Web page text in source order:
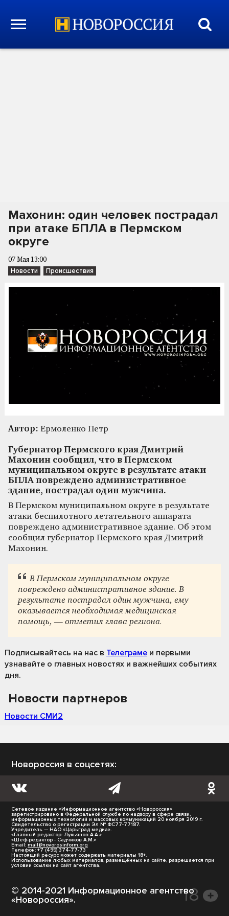
Махонин: один человек пострадал
при атаке БПЛА в Пермском
округе
07 Мая 13:00
Новости Происшествия
Автор: Ермоленко Петр
Губернатор Пермского края Дмитрий
Махонин сообщил, что в Пермском
муниципальном округе в результате атаки
БПЛА повреждено административное
здание, пострадал один мужчина.
В Пермском муниципальном округе в результате
атаки беспилотного летательного аппарата
повреждено административное здание. Об этом
сообщил губернатор Пермского края Дмитрий
Махонин.
В Пермском муниципальном округе
повреждено административное здание. В
результате пострадал один мужчина, ему
оказывается необходимая медицинская
помощь, — отметил глава региона.
Подписывайтесь на нас в Телеграме и первыми
узнавайте о главных новостях и важнейших событиях
дня.
Новости партнеров
Новости СМИ2
Новороссия в соцсетях:
Сетевое издание «Информационное агентство «Новороссия»
зарегистрировано в Федеральной службе по надзору в сфере связи,
информационных технологий и массовых коммуникаций 20 ноября 2019 г.
Свидетельство о регистрации Эл № ФС77-77187.
Учредитель — НАО «Царьград медиа».
«Главный редактор- Лукьянов А.А.»
«Шеф-редактор - Садчиков А.М.»
Email: mail@novorosinform.org
Телефон: +7 (495) 374-77-73
Настоящий ресурс может содержать материалы 18+.
Использование любых материалов, размещённых на сайте, разрешается при
условии ссылки на сайт агентства.
© 2014-2021 Информационное агентство
«Новороссия».